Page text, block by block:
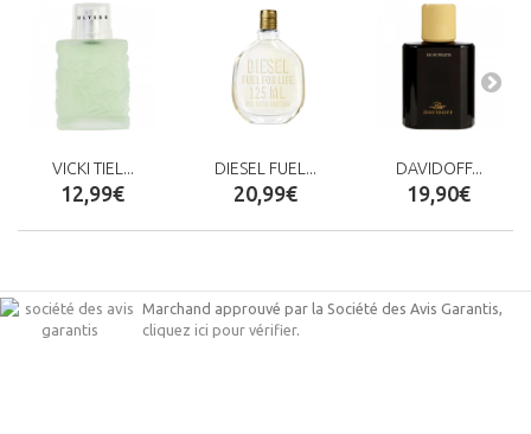
VICKI TIEL...
12,99€
DIESEL FUEL...
20,99€
DAVIDOFF...
19,90€
Marchand approuvé par la Société des Avis Garantis,
cliquez ici pour vérifier.